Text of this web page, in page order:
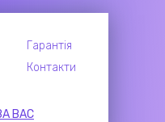
Гарантія
Контакти
ВАС